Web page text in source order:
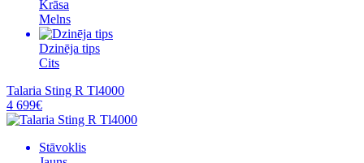
Krāsa
Melns
Dzinēja tips
Cits
Talaria Sting R Tl4000
4 699€
Stāvoklis